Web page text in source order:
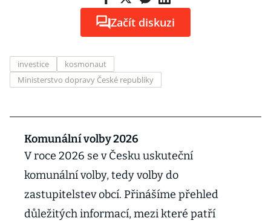
Začít diskuzi
investice
kosmonaut
Ministerstvo dopravy České republiky
Komunální volby 2026
V roce 2026 se v Česku uskuteční
komunální volby, tedy volby do
zastupitelstev obcí. Přinášíme přehled
důležitých informací, mezi které patří